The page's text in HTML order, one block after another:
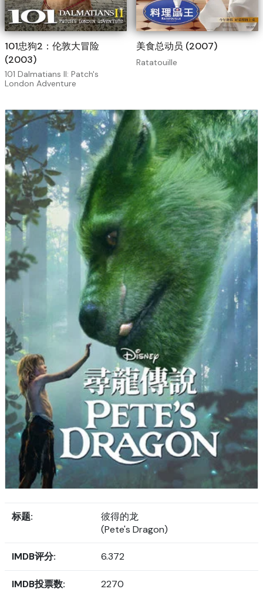
标题:
彼得的龙
(Pete's Dragon)
IMDB评分: 6.372
IMDB投票数: 2270
101忠狗2：伦敦大冒险
(2003)
101 Dalmatians II: Patch's
London Adventure
美食总动员 (2007)
Ratatouille